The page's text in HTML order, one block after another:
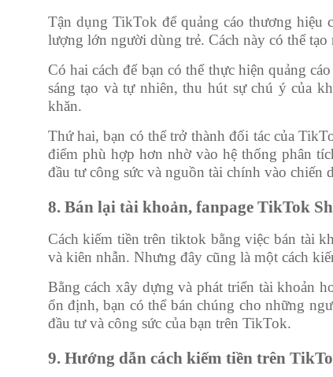
Tận dụng TikTok để quảng cáo thương hiệu
lượng lớn người dùng trẻ. Cách này có thể
Có hai cách để bạn có thể thực hiện quảng
sáng tạo và tự nhiên, thu hút sự chú ý của
khăn.
Thứ hai, bạn có thể trở thành đối tác của
điểm phù hợp hơn nhờ vào hệ thống phân
đầu tư công sức và nguồn tài chính vào chiến
8. Bán lại tài khoản, fanpage TikTok
Cách kiếm tiền trên tiktok bằng việc bán tài
và kiên nhẫn. Nhưng đây cũng là một cách
Bằng cách xây dựng và phát triển tài khoản
ổn định, bạn có thể bán chúng cho những
đầu tư và công sức của bạn trên TikTok.
9. Hướng dẫn cách kiếm tiền trên